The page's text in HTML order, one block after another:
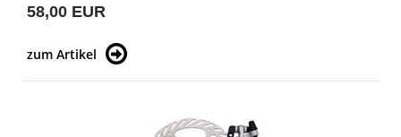
58,00 EUR
zum Artikel